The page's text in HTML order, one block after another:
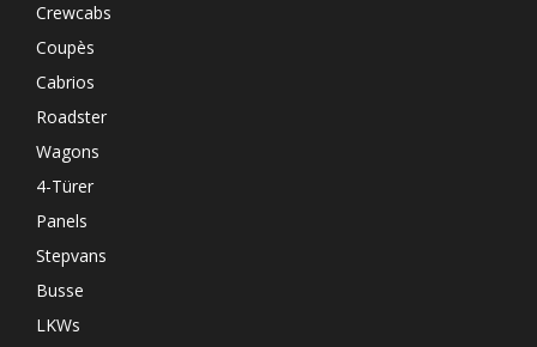
Crewcabs
Coupès
Cabrios
Roadster
Wagons
4-Türer
Panels
Stepvans
Busse
LKWs